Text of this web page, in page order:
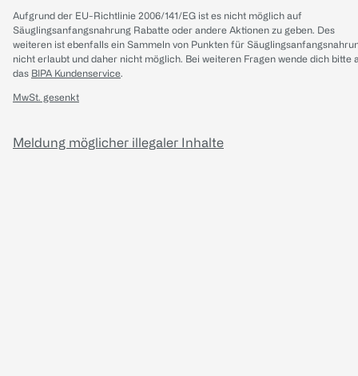
Aufgrund der EU-Richtlinie 2006/141/EG ist es nicht möglich auf
Säuglingsanfangsnahrung Rabatte oder andere Aktionen zu geben. Des
weiteren ist ebenfalls ein Sammeln von Punkten für
nicht erlaubt und daher nicht möglich. Bei weiteren Fragen wende dich bitte
das BIPA Kundenservice.
MwSt. gesenkt
Meldung möglicher illegaler Inhalte